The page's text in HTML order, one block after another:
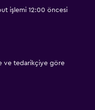
işlemi 12:00 öncesi
ve tedarikçiye göre